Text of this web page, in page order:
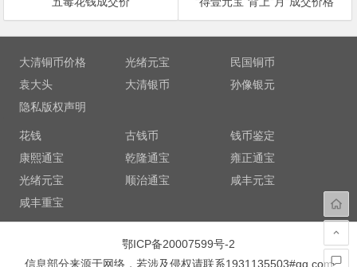
文
大清铜币价格 光绪元宝
民国铜币
袁大头
大清银币
孙像银元
隐私版权声明
花钱 古钱币
钱币鉴定
康熙通宝
乾隆通宝
雍正通宝
光绪元宝
顺治通宝
咸丰元宝
咸丰重宝
鄂ICP备20007599号-2
信息部分来源于网络，若涉及侵权请联系1931135503#qq.com